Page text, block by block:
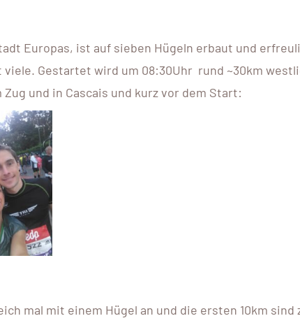
Europas, ist auf sieben Hügeln erbaut und
Gestartet wird um 08:30Uhr rund ~30km
und in Cascais und kurz vor dem Start:
mal mit einem Hügel an und die ersten 10km